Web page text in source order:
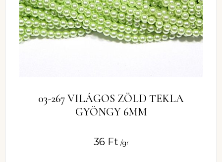
03-267 VILÁGOS ZÖLD TEKLA
GYÖNGY 6MM
36 Ft /gr